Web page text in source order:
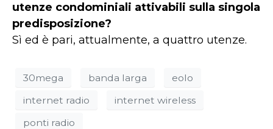
utenze condominiali attivabili sulla singola
predisposizione?
Sì ed è pari, attualmente, a quattro utenze.
30mega banda larga
eolo
internet radio
internet wireless
ponti radio